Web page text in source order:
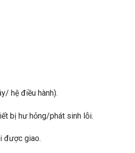
hệ điều hành).
bị hư hỏng/phát sinh lỗi.
được giao.